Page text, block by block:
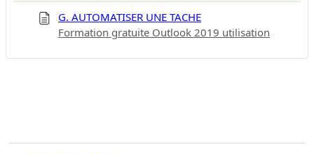
G. AUTOMATISER UNE TACHE
Formation gratuite Outlook 2019 utilisation